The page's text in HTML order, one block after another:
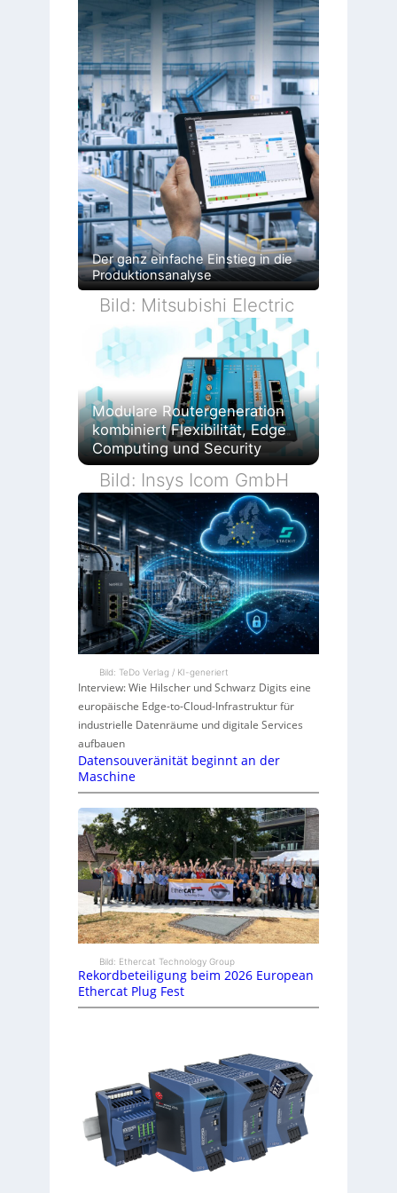
Der ganz einfache Einstieg in die
Produktionsanalyse
Bild: Mitsubishi Electric
Modulare Routergeneration
kombiniert Flexibilität, Edge
Computing und Security
Bild: Insys Icom GmbH
Bild: TeDo Verlag / KI-generiert
Interview: Wie Hilscher und Schwarz Digits eine
europäische Edge-to-Cloud-Infrastruktur für
industrielle Datenräume und digitale Services
aufbauen
Datensouveränität beginnt an der
Maschine
Bild: Ethercat Technology Group
Rekordbeteiligung beim 2026 European
Ethercat Plug Fest